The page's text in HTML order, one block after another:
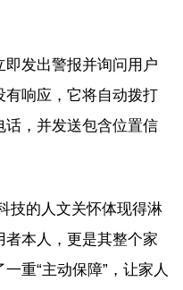
发出警报并询问用户
响应，它将自动拨打
，并发送包含位置信
技的人文关怀体现得淋
本人，更是其整个家
重“主动保障”，让家人